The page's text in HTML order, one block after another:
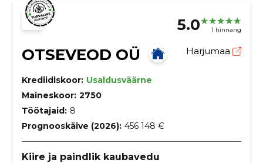
5.0 1 hinnang
OTSEVEOD OÜ Harjumaa
Krediidiskoor: Usaldusväärne
Maineskoor: 2750
Töötajaid: 8
Prognooskäive (2026): 456 148 €
Kiire ja paindlik kaubavedu